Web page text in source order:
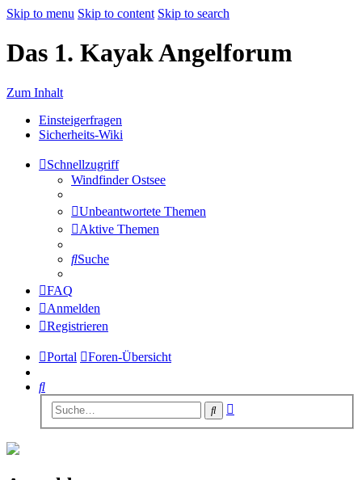
Skip to menu Skip to content Skip to search
Das 1. Kayak Angelforum
Zum Inhalt
Einsteigerfragen
Sicherheits-Wiki
Schnellzugriff
Windfinder Ostsee
Unbeantwortete Themen
Aktive Themen
Suche
FAQ
Anmelden
Registrieren
Portal Foren-Übersicht
Suche
Suche